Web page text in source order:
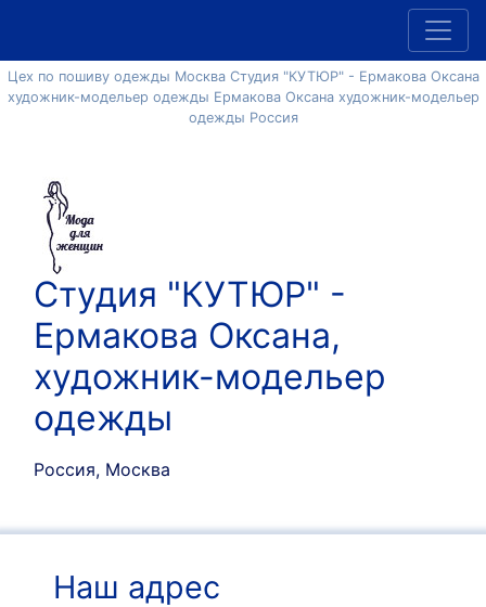
Цех по пошиву одежды Москва Студия "КУТЮР" - Ермакова Оксана
художник-модельер одежды Ермакова Оксана художник-модельер
одежды Россия
Студия "КУТЮР" -
Ермакова Оксана,
художник-модельер
одежды
Россия, Москва
Наш адрес